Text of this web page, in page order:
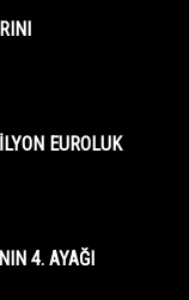
EUROLUK
4. AYAĞI